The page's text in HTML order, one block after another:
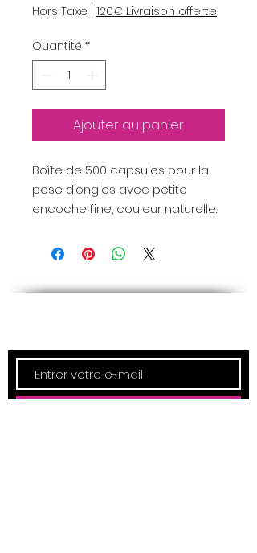
Hors Taxe 120€ Livraison offerte
Quantité *
Ajouter au panier
Boîte de 500 capsules pour la
pose d’ongles avec petite
encoche fine, couleur naturelle.
Inscription